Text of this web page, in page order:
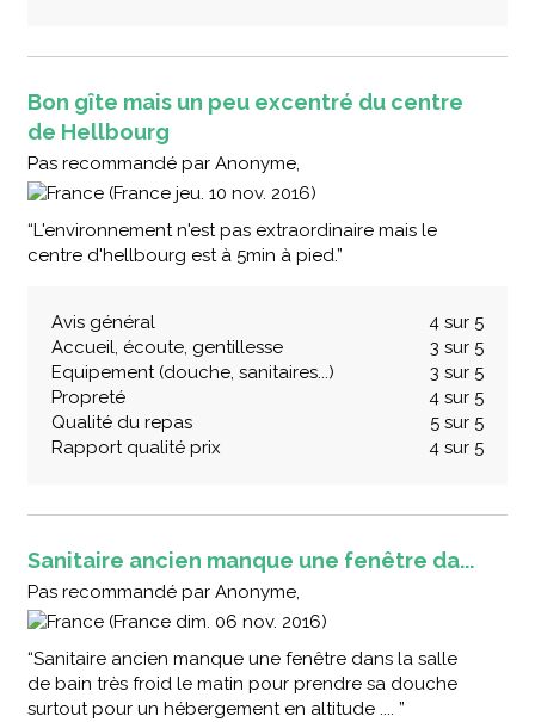
Bon gîte mais un peu excentré du centre
de Hellbourg
Pas recommandé par Anonyme,
(France jeu. 10 nov. 2016)
“L'environnement n'est pas extraordinaire mais le
centre d'hellbourg est à 5min à pied.”
Avis général
4 sur 5
Accueil, écoute, gentillesse
3 sur 5
Equipement (douche, sanitaires...)
3 sur 5
Propreté
4 sur 5
Qualité du repas
5 sur 5
Rapport qualité prix
4 sur 5
Sanitaire ancien manque une fenêtre da...
Pas recommandé par Anonyme,
(France dim. 06 nov. 2016)
“Sanitaire ancien manque une fenêtre dans la salle
de bain très froid le matin pour prendre sa douche
surtout pour un hébergement en altitude .... ”